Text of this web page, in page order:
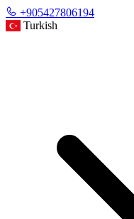
+905427806194
Turkish